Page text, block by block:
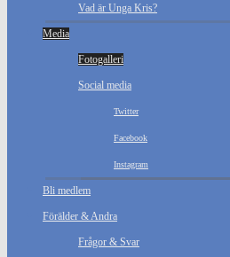
Vad är Unga Kris?
Media
Fotogalleri
Social media
Twitter
Facebook
Instagram
Bli medlem
Förälder & Andra
Frågor & Svar